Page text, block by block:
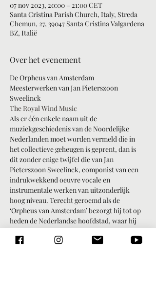
07 nov 2023, 20:00 – 21:00 CET
Santa Cristina Parish Church, Italy, Streda
Chemun, 27, 39047 Santa Cristina Valgardena
BZ, Italië
Over het evenement
De Orpheus van Amsterdam
Meesterwerken van Jan Pieterszoon
The Royal Wind Music
Als er één enkele naam uit de
muziekgeschiedenis van de Noordelijke
Nederlanden moet worden vermeld die in
het collectieve geheugen is geprent, dan is
dit zonder enige twijfel die van Jan
Pieterszoon Sweelinck, componist van een
indrukwekkend oeuvre vocale en
instrumentale werken van uitzonderlijk
hoog niveau. Terecht geroemd als de
‘Orpheus van Amsterdam’ bezorgt hij tot op
heden de Nederlandse hoofdstad, waar hij
tussen 1577 en 1621 ononderbroken als
organist verbonden was aan de Oude Kerk,